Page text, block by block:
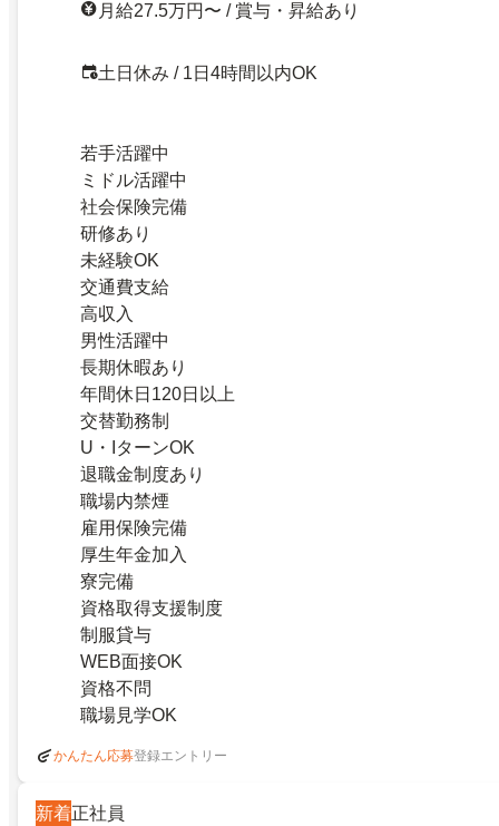
月給27.5万円〜 / 賞与・昇給あり
土日休み / 1日4時間以内OK
若手活躍中
ミドル活躍中
社会保険完備
研修あり
未経験OK
交通費支給
高収入
男性活躍中
長期休暇あり
年間休日120日以上
交替勤務制
U・IターンOK
退職金制度あり
職場内禁煙
雇用保険完備
厚生年金加入
寮完備
資格取得支援制度
制服貸与
WEB面接OK
資格不問
職場見学OK
かんたん応募登録エントリー
新着正社員